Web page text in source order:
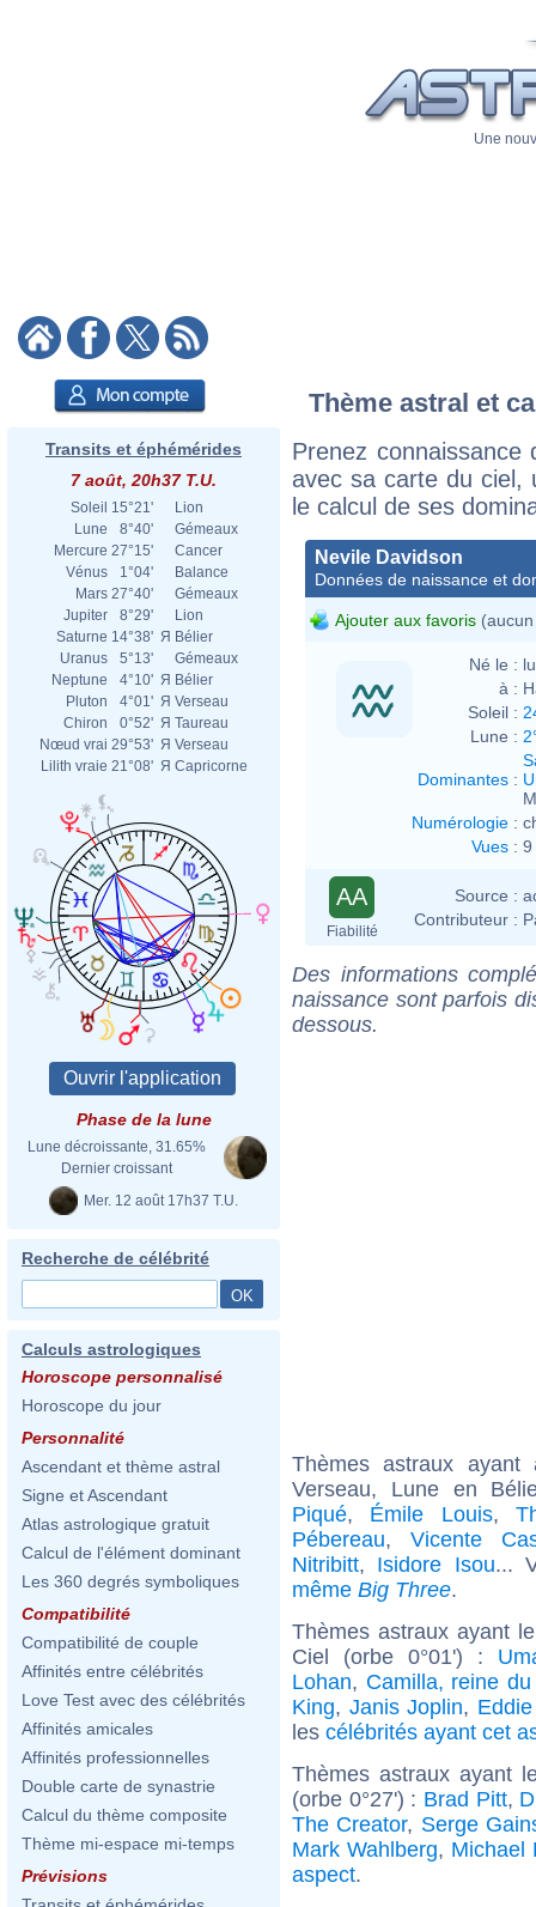
Une
Transits et éphémérides
7 août, 20h37 T.U.
Soleil 15°21'
Lion
Lune
8°40'
Gémeaux
Mercure 27°15'
Cancer
Vénus
1°04'
Balance
Mars 27°40'
Gémeaux
Jupiter
8°29'
Lion
Saturne 14°38' Я Bélier
Uranus
5°13'
Gémeaux
Neptune
4°10' Я Bélier
Pluton
4°01' Я Verseau
Chiron
0°52' Я Taureau
Nœud vrai 29°53' Я Verseau
Lilith vraie 21°08' Я Capricorne
Phase de la lune
Lune décroissante, 31.65%
Dernier croissant
Mer. 12 août 17h37 T.U.
Recherche de célébrité
Calculs astrologiques
Horoscope personnalisé
Horoscope du jour
Personnalité
Ascendant et thème astral
Signe et Ascendant
Atlas astrologique gratuit
Calcul de l'élément dominant
Les 360 degrés symboliques
Compatibilité
Compatibilité de couple
Affinités entre célébrités
Love Test avec des célébrités
Affinités amicales
Affinités professionnelles
Double carte de synastrie
Calcul du thème composite
Thème mi-espace mi-temps
Prévisions
Thème astral et
Prenez connaissance
avec sa carte du ciel,
le calcul de ses
Nevile Davidson
Données de naissance et
Ajouter aux favoris
Né le :
à :
Soleil :
Lune :
Dominantes :
Numérologie :
Vues : 9
AA
Fiabilité
Source :
Contributeur :
Des informations
naissance sont parfois
dessous.
Thèmes astraux
Verseau, Lune en
Piqué, Émile Louis,
Pébereau, Vicente
Nitribitt, Isidore Isou...
même Big Three.
Thèmes astraux ayant
Ciel (orbe 0°01') :
Lohan, Camilla, reine
King, Janis Joplin,
les célébrités ayant cet
Thèmes astraux ayant
(orbe 0°27') : Brad Pitt,
The Creator, Serge
Mark Wahlberg, Michael
aspect.